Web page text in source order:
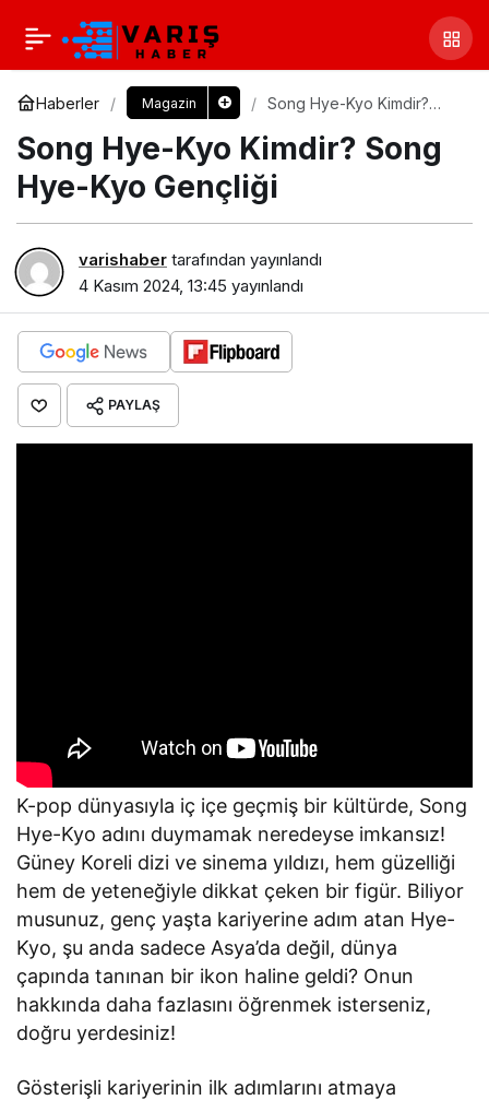
Haberler Magazin
Song Hye-Kyo Kimdir?
Song Hye-Kyo Kimdir? Song
Hye-Kyo Gençliği
varishaber tarafından yayınlandı
4 Kasım 2024, 13:45 yayınlandı
PAYLAŞ
K-pop dünyasıyla iç içe geçmiş bir kültürde, Song
Hye-Kyo adını duymamak neredeyse imkansız!
Güney Koreli dizi ve sinema yıldızı, hem güzelliği
hem de yeteneğiyle dikkat çeken bir figür. Biliyor
musunuz, genç yaşta kariyerine adım atan Hye-
Kyo, şu anda sadece Asya’da değil, dünya
çapında tanınan bir ikon haline geldi? Onun
hakkında daha fazlasını öğrenmek isterseniz,
doğru yerdesiniz!
Gösterişli kariyerinin ilk adımlarını atmaya